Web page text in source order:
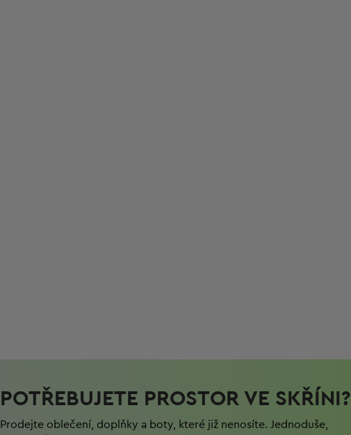
POTŘEBUJETE PROSTOR VE SKŘÍNI?
Prodejte oblečení, doplňky a boty, které již nenosíte. Jednoduše,